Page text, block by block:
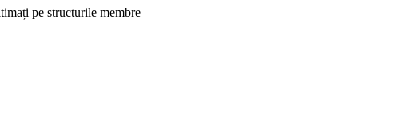
pe structurile membre